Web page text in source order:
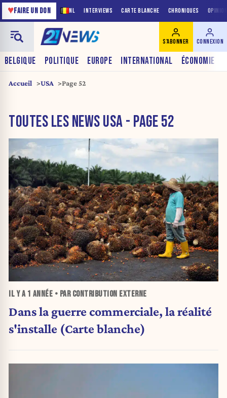
NL INTERVIEWS CARTE BLANCHE CHRONIQUES
♥FAIRE UN DON
BELGIQUE POLITIQUE EUROPE INTERNATIONAL ÉCONOMIE
S'ABONNER CONNEXION
Accueil USA Page 52
TOUTES LES NEWS USA - PAGE 52
IL Y A 1 ANNÉE • PAR CONTRIBUTION EXTERNE
Dans la guerre commerciale, la réalité
s'installe (Carte blanche)